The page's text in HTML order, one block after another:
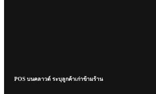
POS บนคลาวด์ ระบุลูกค้าเก่าข้ามร้าน